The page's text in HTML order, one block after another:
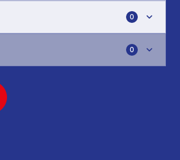
0
0